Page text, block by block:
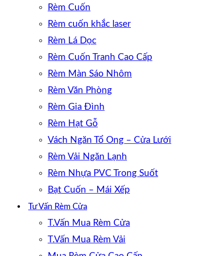
Rèm Cuốn
Rèm cuốn khắc laser
Rèm Lá Dọc
Rèm Cuốn Tranh Cao Cấp
Rèm Màn Sáo Nhôm
Rèm Văn Phòng
Rèm Gia Đình
Rèm Hạt Gỗ
Vách Ngăn Tổ Ong – Cửa Lưới
Rèm Vải Ngăn Lạnh
Rèm Nhựa PVC Trong Suốt
Bạt Cuốn – Mái Xếp
Tư Vấn Rèm Cửa
T.Vấn Mua Rèm Cửa
T.Vấn Mua Rèm Vải